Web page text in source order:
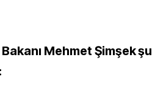
Mehmet Şimşek şu